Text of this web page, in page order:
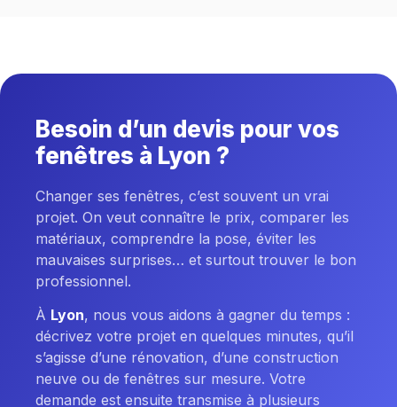
Besoin d’un devis pour vos
fenêtres à Lyon ?
Changer ses fenêtres, c’est souvent un vrai
projet. On veut connaître le prix, comparer les
matériaux, comprendre la pose, éviter les
mauvaises surprises… et surtout trouver le bon
professionnel.
À Lyon, nous vous aidons à gagner du temps :
décrivez votre projet en quelques minutes, qu’il
s’agisse d’une rénovation, d’une construction
neuve ou de fenêtres sur mesure. Votre
demande est ensuite transmise à plusieurs